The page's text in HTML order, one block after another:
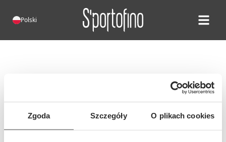
Zgoda Szczegóły O plikach cookies
Polski Open
Niestety, taka strona nie istnieje.
Możliwe, że adres tej strony się
zmienił lub wpisano nieprawidłowy